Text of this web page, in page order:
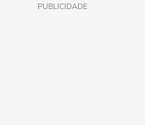
PUBLICIDADE